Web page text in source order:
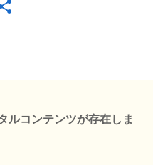
ルコンテンツが存在しま